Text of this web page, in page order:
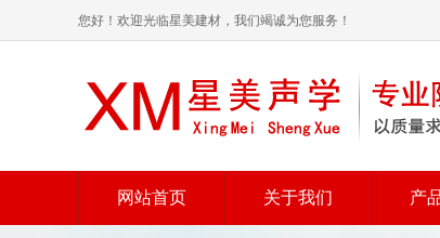
您好！欢迎光临星美建材，我们竭诚为您服务！
网站首页 关于我们 产